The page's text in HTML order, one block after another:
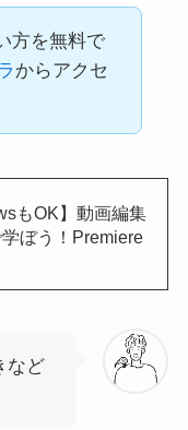
方を無料で
からアクセ
もOK】動画編集
ぼう！Premiere
など